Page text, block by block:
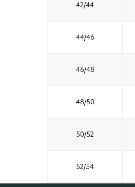
42/44
44/46
46/48
48/50
50/52
52/54